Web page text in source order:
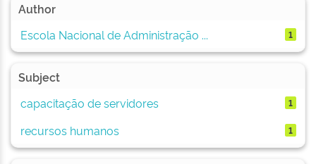
Author
Escola Nacional de Administração ...
1
Subject
capacitação de servidores
1
recursos humanos 1